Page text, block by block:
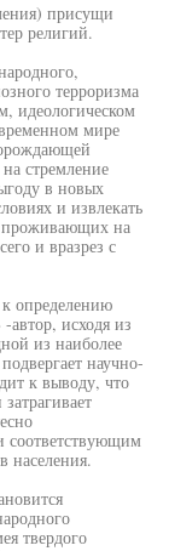
присущи
религий.
терроризма
идеологическом
мире
стремление
в новых
и извлекать
проживающих на
и вразрез с
определению
автор, исходя из
из наиболее
научно-
к выводу, что
соответствующим
населения.
твердого